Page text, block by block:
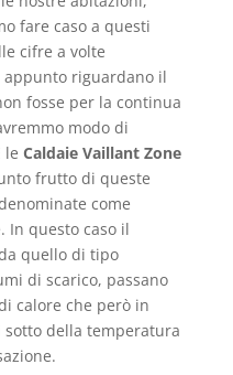
fare caso a questi
cifre a volte
riguardano il
fosse per la continua
modo di
le Caldaie Vaillant Zone
frutto di queste
come
In questo caso il
quello di tipo
di scarico, passano
calore che però in
della temperatura